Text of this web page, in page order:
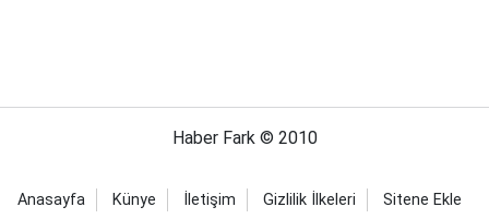
Haber Fark © 2010
Anasayfa Künye İletişim Gizlilik İlkeleri Sitene Ekle